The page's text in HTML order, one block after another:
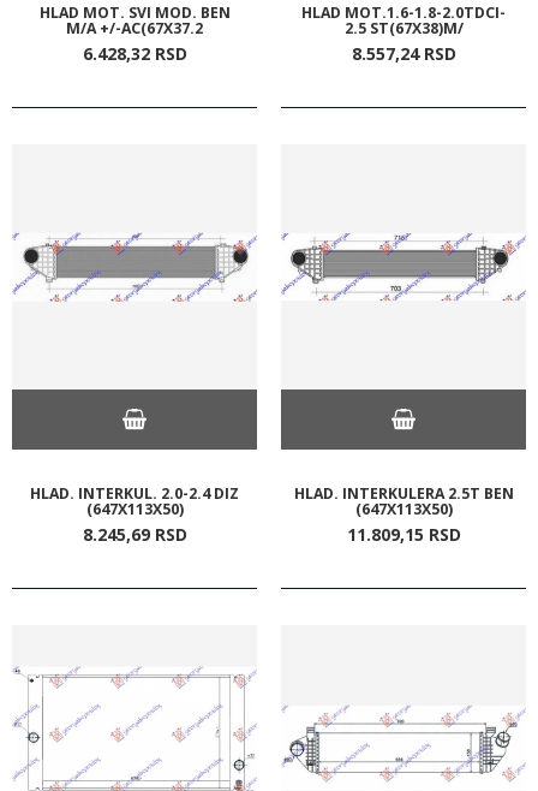
HLAD MOT. SVI MOD. BEN
M/A +/-AC(67X37.2
6.428,32 RSD
HLAD MOT.1.6-1.8-2.0TDCI-
2.5 ST(67X38)M/
8.557,24 RSD
HLAD. INTERKUL. 2.0-2.4 DIZ
(647X113X50)
8.245,69 RSD
HLAD. INTERKULERA 2.5T BEN
(647X113X50)
11.809,15 RSD